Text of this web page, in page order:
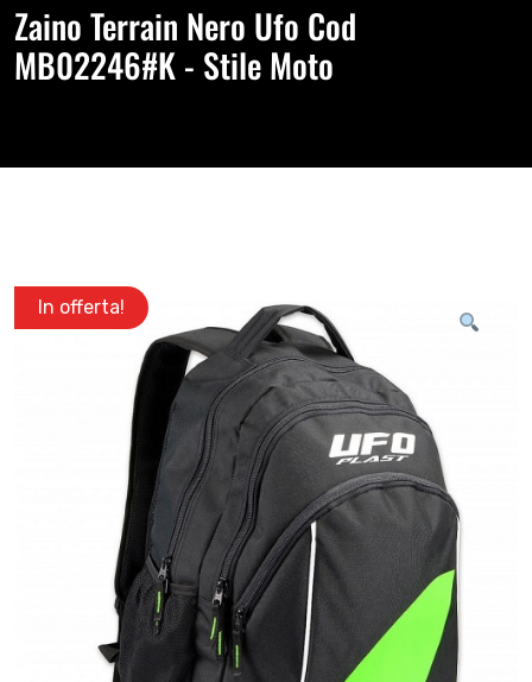
Zaino Terrain Nero Ufo Cod
MB02246#K - Stile Moto
In offerta!